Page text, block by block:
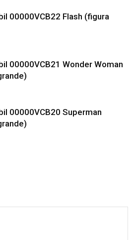
00000VCB22 Flash (figura
00000VCB21 Wonder Woman
00000VCB20 Superman